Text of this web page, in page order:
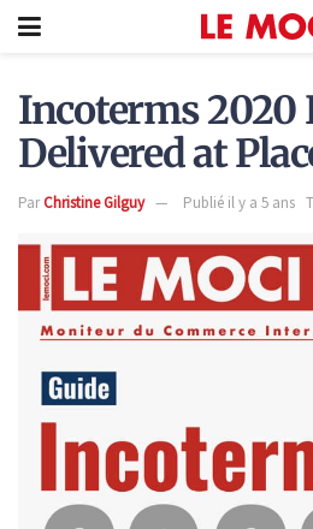
Incoterms 2020
Delivered at
ParChristine Gilguy Publié il y a 5 ans